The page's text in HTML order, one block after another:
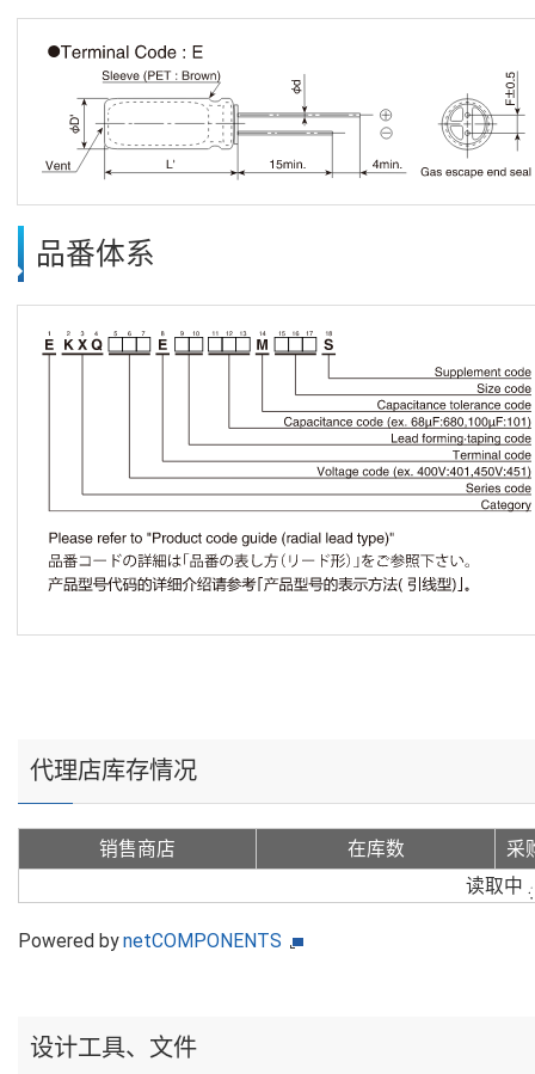
品番体系
代理店库存情况
销售商店 在库数
采
读取中
Powered bynetCOMPONENTS
设计工具、文件